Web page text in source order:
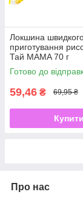
Локшина
приготування
Тай MAMA 70 г
Готово до
59,46 ₴ 69,95 ₴
Купити
Про нас